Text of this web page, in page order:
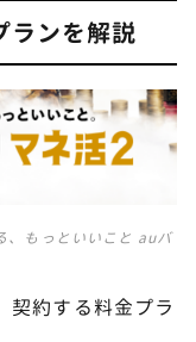
日時にauショッ
の指示にしたが
ンを解説
、もっといいこと auバ
約する料金プラ